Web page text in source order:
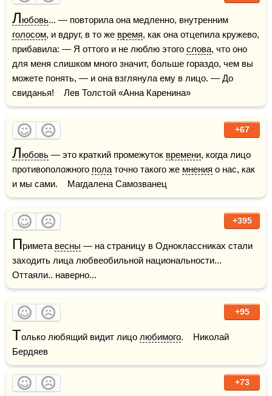
Любовь
голосом, и вдруг, в то же время, как она отцепила кружево,
прибавила: — Я оттого и не люблю этого слова, что оно
для меня слишком много значит, больше гораздо, чем вы
можете понять, — и она взглянула ему в лицо. — До
свиданья!    Лев Толстой «Анна Каренина»
+67
Любовь — это краткий промежуток времени, когда лицо
противоположного пола точно такого же мнения о нас, как
и мы сами.    Магдалена Самозванец
+395
Примета весны — на страницу в Одноклассниках стали
заходить лица любвеобильной национальности...
Оттаяли.. наверно...
+95
Только любящий видит лицо любимого.    Николай
Бердяев
+73